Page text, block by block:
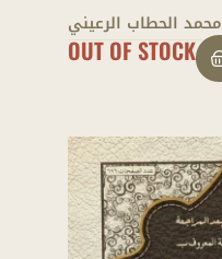
محمد الحطاب الرعيني
OUT OF STOCK